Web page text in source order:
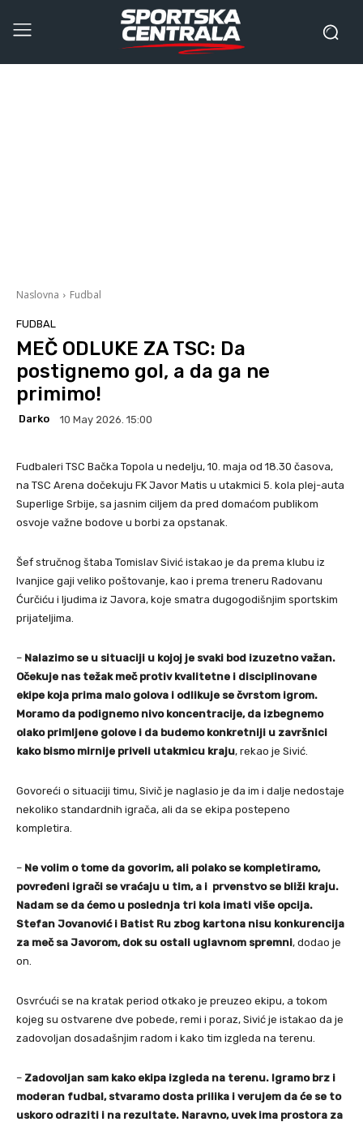
Naslovna Fudbal
FUDBAL
MEČ ODLUKE ZA TSC: Da
postignemo gol, a da ga ne
primimo!
Darko 10 May 2026. 15:00
Fudbaleri TSC Bačka Topola u nedelju, 10. maja od 18.30 časova,
na TSC Arena dočekuju FK Javor Matis u utakmici 5. kola plej-auta
Superlige Srbije, sa jasnim ciljem da pred domaćom publikom
osvoje važne bodove u borbi za opstanak.
Šef stručnog štaba Tomislav Sivić istakao je da prema klubu iz
Ivanjice gaji veliko poštovanje, kao i prema treneru Radovanu
Ćurčiću i ljudima iz Javora, koje smatra dugogodišnjim sportskim
prijateljima.
– Nalazimo se u situaciji u kojoj je svaki bod izuzetno važan.
Očekuje nas težak meč protiv kvalitetne i disciplinovane
ekipe koja prima malo golova i odlikuje se čvrstom igrom.
Moramo da podignemo nivo koncentracije, da izbegnemo
olako primljene golove i da budemo konkretniji u završnici
kako bismo mirnije priveli utakmicu kraju, rekao je Sivić.
Govoreći o situaciji timu, Sivič je naglasio je da im i dalje nedostaje
nekoliko standardnih igrača, ali da se ekipa postepeno
kompletira.
– Ne volim o tome da govorim, ali polako se kompletiramo,
povređeni igrači se vraćaju u tim, a i prvenstvo se bliži kraju.
Nadam se da ćemo u poslednja tri kola imati više opcija.
Stefan Jovanović i Batist Ru zbog kartona nisu konkurencija
za meč sa Javorom, dok su ostali uglavnom spremni, dodao je
on.
Osvrćući se na kratak period otkako je preuzeo ekipu, a tokom
kojeg su ostvarene dve pobede, remi i poraz, Sivić je istakao da je
zadovoljan dosadašnjim radom i kako tim izgleda na terenu.
– Zadovoljan sam kako ekipa izgleda na terenu. Igramo brz i
moderan fudbal, stvaramo dosta prilika i verujem da će se to
uskoro odraziti i na rezultate. Naravno, uvek ima prostora za